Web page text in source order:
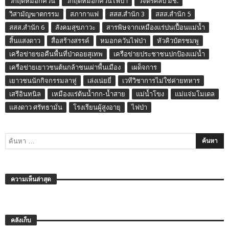
วิสามัญฆาตกรรม
สภากาแฟ สสส.สำนัก 3
สสส.สำนัก 5
สสส.สำนัก 6
สังคมสุขภาวะ
สารพิษจากเหมืองแร่ปนเปื้อนแม่น้ำ
สิ้นแสงดาว
สื่อสร้างสรรค์ หมอกควันไฟป่า
หัวคิวบัตรชมพู
เครือข่ายขอคืนพื้นที่ป่าดอยสุเทพ
เครือข่ายประชาชนปกป้องแม่น้ำ
เครือข่ายเยาวชนต้นกล้าชนเผ่าพื้นเมือง
เผด็จการ
เยาวชนนักกิจกรรมลาหู่
เล่งเน่ยยี่
เวทีวิชาการไม่ใช่ค่ายทหาร
เสรีอินทนิล
เหมืองแร่ต้นน้ำกก-น้ำสาย แม่น้ำโขง
แม่แจ่มโมเดล
แสงดาว ศรัทธามั่น
โรงเรียนผู้สูงอายุ ไฟป่า
ความเห็นล่าสุด
คลังเก็บ